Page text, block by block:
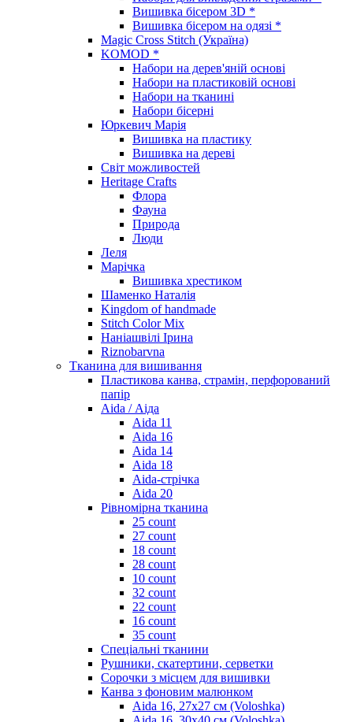
Вишивка бісером 3D *
Вишивка бісером на одязі *
Magic Cross Stitch (Україна)
KOMOD *
Набори на дерев'яній основі
Набори на пластиковій основі
Набори на тканині
Набори бісерні
Юркевич Марія
Вишивка на пластику
Вишивка на дереві
Світ можливостей
Heritage Crafts
Флора
Фауна
Природа
Люди
Леля
Марічка
Вишивка хрестиком
Шаменко Наталія
Kingdom of handmade
Stitch Color Mix
Наніашвілі Ірина
Riznobarvna
Тканина для вишивання
Пластикова канва, страмін, перфорований
папір
Aida / Аіда
Aida 11
Aida 16
Aida 14
Aida 18
Aida-стрічка
Aida 20
Рівномірна тканина
25 count
27 count
18 count
28 count
10 count
32 count
22 count
16 count
35 count
Спеціальні тканини
Рушники, скатертини, серветки
Сорочки з місцем для вишивки
Канва з фоновим малюнком
Aida 16, 27х27 см (Voloshka)